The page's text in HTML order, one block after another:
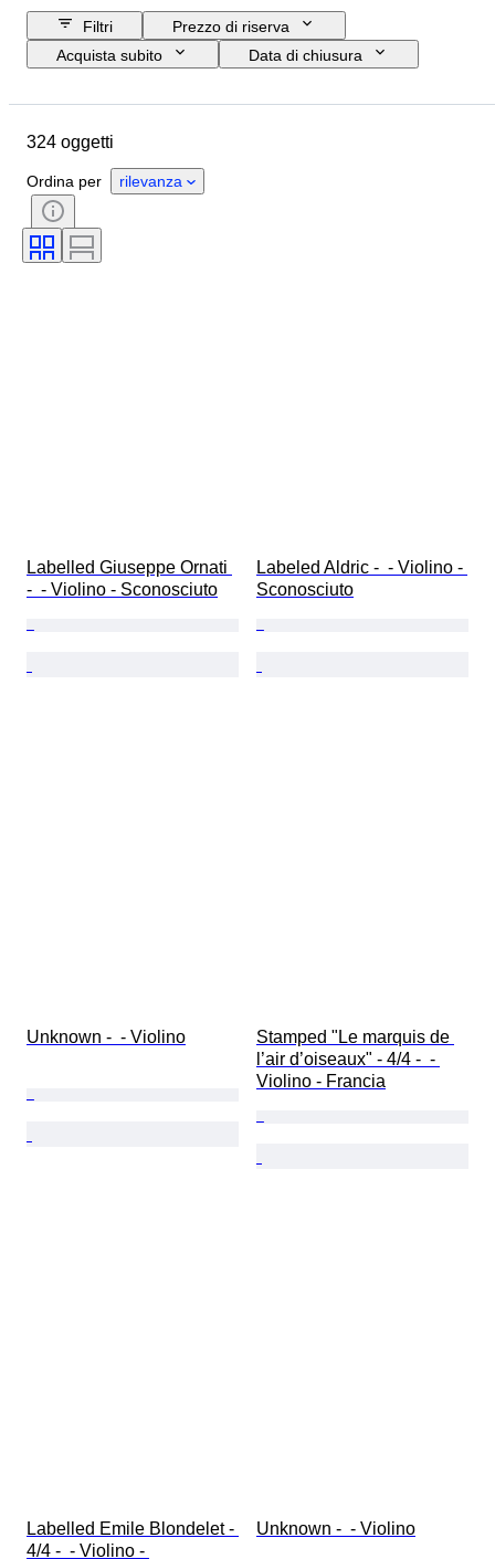
Filtri
Prezzo di riserva
Acquista subito
Data di chiusura
Materiale
Accessori
Epoca
Testato e funzionante
324 oggetti
Ordina per rilevanza
Labelled Giuseppe Ornati
-  - Violino - Sconosciuto
Labeled Aldric -  - Violino -
Sconosciuto
Unknown -  - Violino
Stamped "Le marquis de
l’air d’oiseaux" - 4/4 -  -
Violino - Francia
Labelled Emile Blondelet -
4/4 -  - Violino -
Unknown -  - Violino